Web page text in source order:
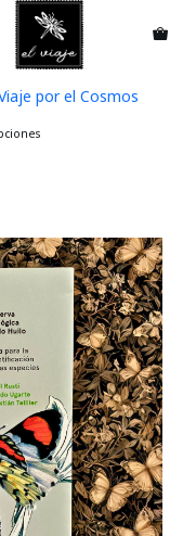
por el Cosmos